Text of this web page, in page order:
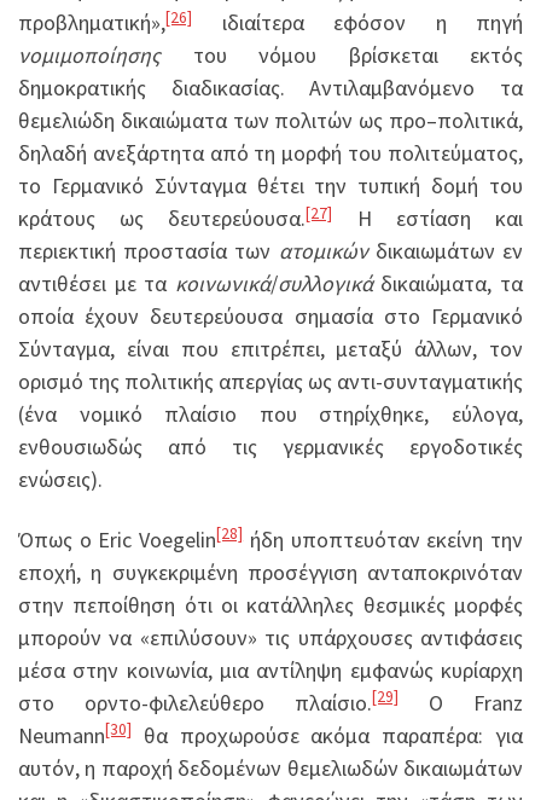
προβληματική»,[26]
ιδιαίτερα εφόσον η πηγή
νομιμοποίησηςτου νόμου βρίσκεται εκτός
δημοκρατικής διαδικασίας. Αντιλαμβανόμενο τα
θεμελιώδη δικαιώματα των πολιτών ως προ–πολιτικά,
δηλαδή ανεξάρτητα από τη μορφή του πολιτεύματος,
το Γερμανικό Σύνταγμα θέτει την τυπική δομή του
κράτους ως δευτερεύουσα.[27]
Η εστίαση και
περιεκτική προστασία των ατομικώνδικαιωμάτων εν
αντιθέσει με τα κοινωνικά/συλλογικάδικαιώματα, τα
οποία έχουν δευτερεύουσα σημασία στο Γερμανικό
Σύνταγμα, είναι που επιτρέπει, μεταξύ άλλων, τον
ορισμό της πολιτικής απεργίας ως αντι-συνταγματικής
(ένα νομικό πλαίσιο που στηρίχθηκε, εύλογα,
ενθουσιωδώς από τις γερμανικές εργοδοτικές
ενώσεις).
Όπως ο Eric Voegelin[28]ήδη υποπτευόταν εκείνη την
εποχή, η συγκεκριμένη προσέγγιση ανταποκρινόταν
στην πεποίθηση ότι οι κατάλληλες θεσμικές μορφές
μπορούν να «επιλύσουν» τις υπάρχουσες αντιφάσεις
μέσα στην κοινωνία, μια αντίληψη εμφανώς κυρίαρχη
στο ορντο-φιλελεύθερο πλαίσιο.[29]
Ο Franz
Neumann[30]
θα προχωρούσε ακόμα παραπέρα: για
αυτόν, η παροχή δεδομένων θεμελιωδών δικαιωμάτων